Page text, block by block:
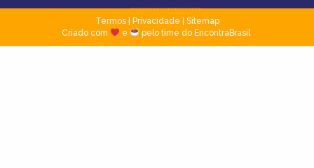
Termos| Privacidade
Sitemap
Criado com
e pelo time do EncontraBrasil